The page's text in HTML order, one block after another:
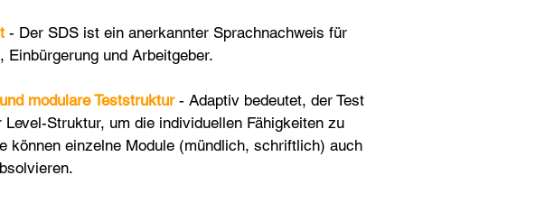
- Der SDS ist ein anerkannter Sprachnachweis für
Einbürgerung und Arbeitgeber.
modulare Teststruktur - Adaptiv bedeutet, der Test
Level-Struktur, um die individuellen Fähigkeiten zu
können einzelne Module (mündlich, schriftlich) auch